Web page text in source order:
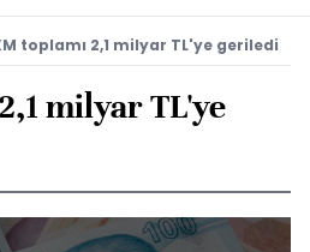
toplamı 2,1 milyar TL'ye geriledi
milyar TL'ye